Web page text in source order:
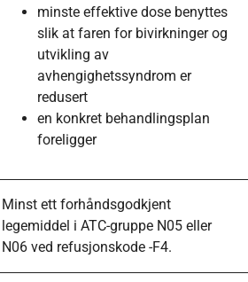
minste effektive dose benyttes
slik at faren for bivirkninger og
utvikling av
avhengighetssyndrom er
redusert
en konkret behandlingsplan
foreligger
Minst ett forhåndsgodkjent
legemiddel i ATC-gruppe N05 eller
N06 ved refusjonskode -F4.